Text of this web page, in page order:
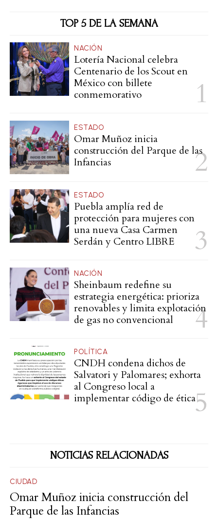
TOP 5 DE LA SEMANA
NACIÓN
Lotería Nacional celebra
Centenario de los Scout en
México con billete
conmemorativo
ESTADO
Omar Muñoz inicia
construcción del Parque de las
Infancias
ESTADO
Puebla amplía red de
protección para mujeres con
una nueva Casa Carmen
Serdán y Centro LIBRE
NACIÓN
Sheinbaum redefine su
estrategia energética: prioriza
renovables y limita explotación
de gas no convencional
POLÍTICA
CNDH condena dichos de
Salvatori y Palomares; exhorta
al Congreso local a
implementar código de ética
NOTICIAS RELACIONADAS
CIUDAD
Omar Muñoz inicia construcción del
Parque de las Infancias